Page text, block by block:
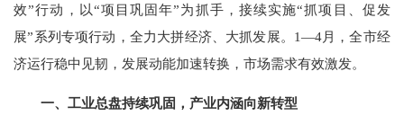
效”行动，以“项目巩固年”为抓手，接续实施“抓项目、促发
展”系列专项行动， 全力大拼经济、大抓发展。 1—4月，全市经
济运行稳中见韧，发展动能加速转换，市场需求有效激发。
一、工业总盘持续巩固，产业内涵向新转型